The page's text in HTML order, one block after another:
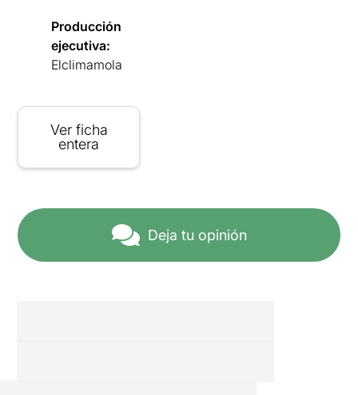
Producción
ejecutiva:
Elclimamola
Ver ficha
entera
Deja tu opinión